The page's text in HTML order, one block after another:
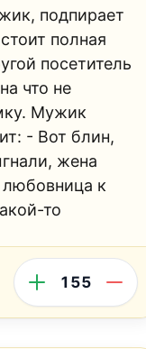
подпирает
полная
посетитель
что не
Мужик
- Вот блин,
жена
к
то
155